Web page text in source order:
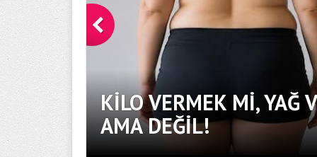
KILO VERMEK MI, YAĞ
AMA DEĞIL!